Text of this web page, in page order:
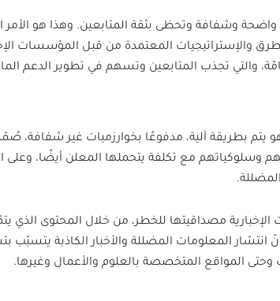
وشفافة وتحظى بثقة المتابعين. وهذا هو الأمر
والإستراتيجيات المعتمدة من قبل المؤسسات
والتي تجذب المتابعين وتسهم في تطوير الدعم
يتم بطريقة آلية، مدفوعًا بخوارزميات غير شفافة،
وسلوكياتهم مع تكلفة يتحملها المعلن أيضًا، وعلى
مصداقيتها للخطر، من خلال المحتوى الذي
انتشار المعلومات المضللة والأخبار الكاذبة يتسبّب
وحتى المواقع المتخصصة بالعلوم والأعمال وغيرها.